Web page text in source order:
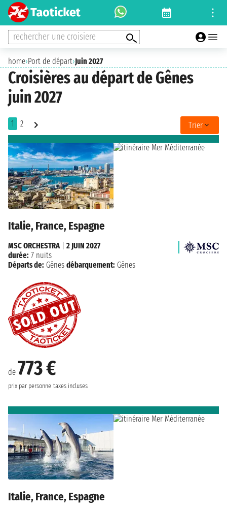
rechercher une croisiere
home›Port de départ›Juin 2027
Croisières au départ de Gênes
juin 2027
1 2 Trier
Italie, France, Espagne
de 773 €
prix par personne taxes incluses
MSC ORCHESTRA
2 JUIN 2027
durée: 7 nuits
Départs de: Gênes débarquement: Gênes
Italie, France, Espagne